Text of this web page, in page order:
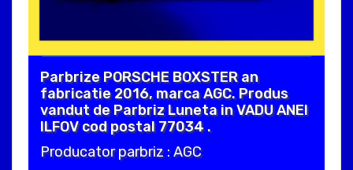
Parbrize PORSCHE BOXSTER an
fabricatie 2016, marca AGC. Produs
vandut de Parbriz Luneta in VADU ANEI
ILFOV cod postal 77034 .
Producator parbriz : AGC